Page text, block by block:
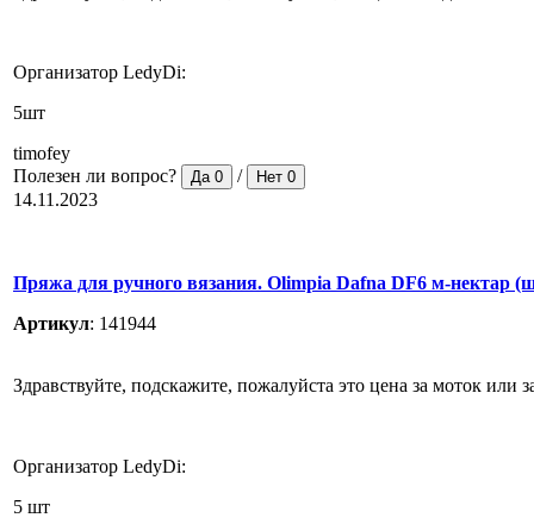
Организатор LedyDi:
5шт
timofey
Полезен ли вопрос?
Да 0 / Нет 0
14.11.2023
Пряжа для ручного вязания. Olimpia Dafna DF6 м-нектар
Артикул: 141944
Здравствуйте, подскажите, пожалуйста это цена за моток или
Организатор LedyDi:
5 шт